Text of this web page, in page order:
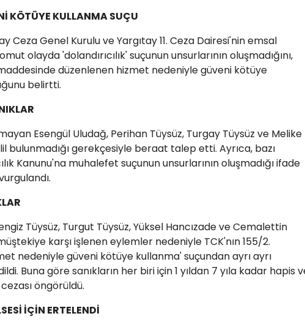
KÖTÜYE KULLANMA SUÇU
Ceza Genel Kurulu ve Yargıtay 11. Ceza Dairesi'nin emsal
olayda 'dolandırıcılık' suçunun unsurlarının oluşmadığını,
düzenlenen hizmet nedeniyle güveni kötüye
belirtti.
Esengül Uludağ, Perihan Tüysüz, Turgay Tüysüz ve Melike
bulunmadığı gerekçesiyle beraat talep etti. Ayrıca, bazı
Kanunu'na muhalefet suçunun unsurlarının oluşmadığı ifade
Tüysüz, Turgut Tüysüz, Yüksel Hancızade ve Cemalettin
karşı işlenen eylemler nedeniyle TCK'nın 155/2.
nedeniyle güveni kötüye kullanma' suçundan ayrı ayrı
Buna göre sanıkların her biri için 1 yıldan 7 yıla kadar hapis
öngörüldü.
İÇİN ERTELENDİ